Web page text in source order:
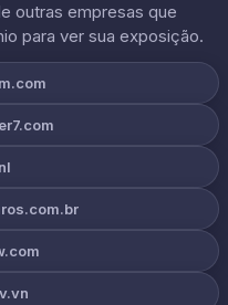
outras empresas que
para ver sua exposição.